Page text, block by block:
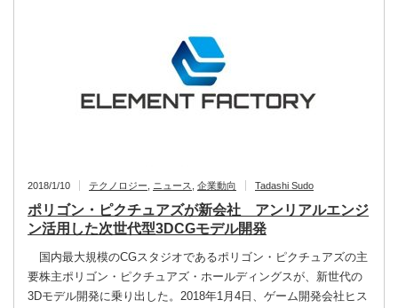
2018/1/10 テクノロジー ニュース 企業動向 Tadashi Sudo
ポリゴン・ピクチュアズが新会社 アンリアルエンジ
ン活用した次世代型3DCGモデル開発
国内最大規模のCGスタジオであるポリゴン・ピクチュアズの主
要株主ポリゴン・ピクチュアズ・ホールディングスが、新世代の
3Dモデル開発に乗り出した。2018年1月4日、ゲーム開発会社ヒス